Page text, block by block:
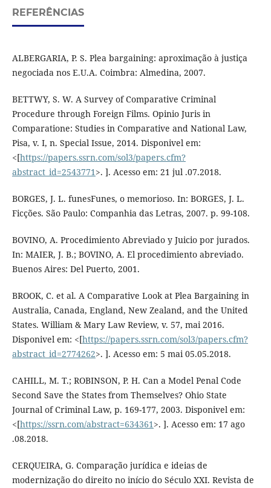
REFERÊNCIAS
ALBERGARIA, P. S. Plea bargaining: aproximação à justiça
negociada nos E.U.A. Coimbra: Almedina, 2007.
BETTWY, S. W. A Survey of Comparative Criminal
Procedure through Foreign Films. Opinio Juris in
Comparatione: Studies in Comparative and National Law,
Pisa, v. I, n. Special Issue, 2014. Disponivel em:
<[https://papers.ssrn.com/sol3/papers.cfm?
abstract_id=2543771>. ]. Acesso em: 21 jul .07.2018.
BORGES, J. L. funesFunes, o memorioso. In: BORGES, J. L.
Ficções. São Paulo: Companhia das Letras, 2007. p. 99-108.
BOVINO, A. Procedimiento Abreviado y Juicio por jurados.
In: MAIER, J. B.; BOVINO, A. El procedimiento abreviado.
Buenos Aires: Del Puerto, 2001.
BROOK, C. et al. A Comparative Look at Plea Bargaining in
Australia, Canada, England, New Zealand, and the United
States. William & Mary Law Review, v. 57, mai 2016.
Disponivel em: <[https://papers.ssrn.com/sol3/papers.cfm?
abstract_id=2774262>. ]. Acesso em: 5 mai 05.05.2018.
CAHILL, M. T.; ROBINSON, P. H. Can a Model Penal Code
Second Save the States from Themselves? Ohio State
Journal of Criminal Law, p. 169-177, 2003. Disponivel em:
<[https://ssrn.com/abstract=634361>. ]. Acesso em: 17 ago
.08.2018.
CERQUEIRA, G. Comparação jurídica e ideias de
modernização do direito no início do Século XXI. Revista de